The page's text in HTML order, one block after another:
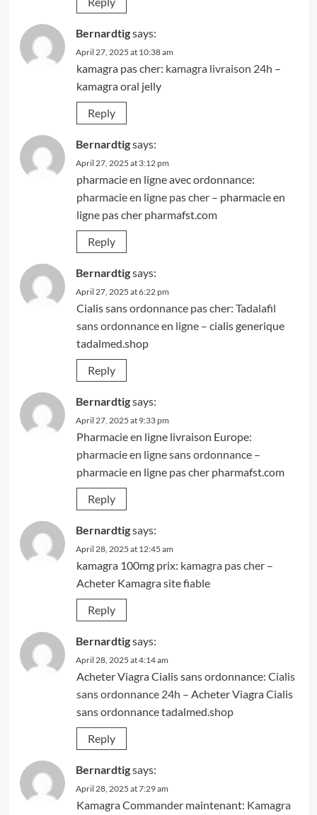
Bernardtigsays:
April 27, 2025 at 10:38 am
kamagra pas cher: kamagra livraison 24h –
kamagra oral jelly
Reply
Bernardtigsays:
April 27, 2025 at 3:12 pm
pharmacie en ligne avec ordonnance:
pharmacie en ligne pas cher– pharmacie en
ligne pas cher pharmafst.com
Reply
Bernardtigsays:
April 27, 2025 at 6:22 pm
Cialis sans ordonnance pas cher: Tadalafil
sans ordonnance en ligne– cialis generique
tadalmed.shop
Reply
Bernardtigsays:
April 27, 2025 at 9:33 pm
Pharmacie en ligne livraison Europe:
pharmacie en ligne sans ordonnance–
pharmacie en ligne pas cher pharmafst.com
Reply
Bernardtigsays:
April 28, 2025 at 12:45 am
kamagra 100mg prix: kamagra pas cher–
Acheter Kamagra site fiable
Reply
Bernardtigsays:
April 28, 2025 at 4:14 am
Acheter Viagra Cialis sans ordonnance: Cialis
sans ordonnance 24h – Acheter Viagra Cialis
sans ordonnance tadalmed.shop
Reply
Bernardtigsays:
April 28, 2025 at 7:29 am
Kamagra Commander maintenant: Kamagra